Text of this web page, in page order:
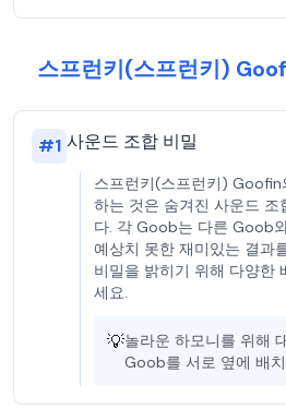
스프런키(스프런키)
#1 사운드 조합 비밀
스프런키(스프런키) Goofin
하는 것은 숨겨진 사운드 조
다. 각 Goob는 다른 Goob
예상치 못한 재미있는 결과
비밀을 밝히기 위해 다양한
세요.
💡놀라운 하모니를 위해
Goob를 서로 옆에 배